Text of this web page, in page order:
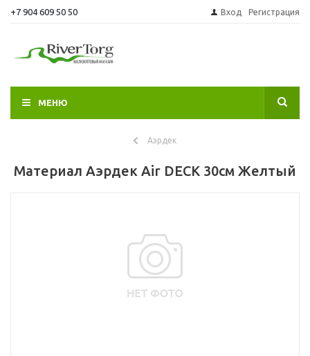
+7 904 609 50 50 Вход Регистрация
МЕНЮ
Аэрдек
Материал Аэрдек Air DECK 30см Желтый